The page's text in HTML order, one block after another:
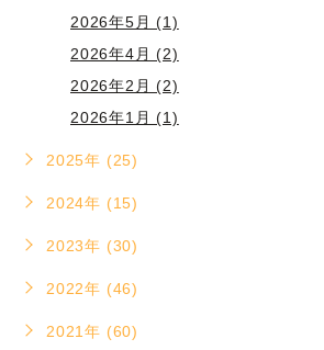
2026年5月 (1)
2026年4月 (2)
2026年2月 (2)
2026年1月 (1)
2025年 (25)
2024年 (15)
2023年 (30)
2022年 (46)
2021年 (60)